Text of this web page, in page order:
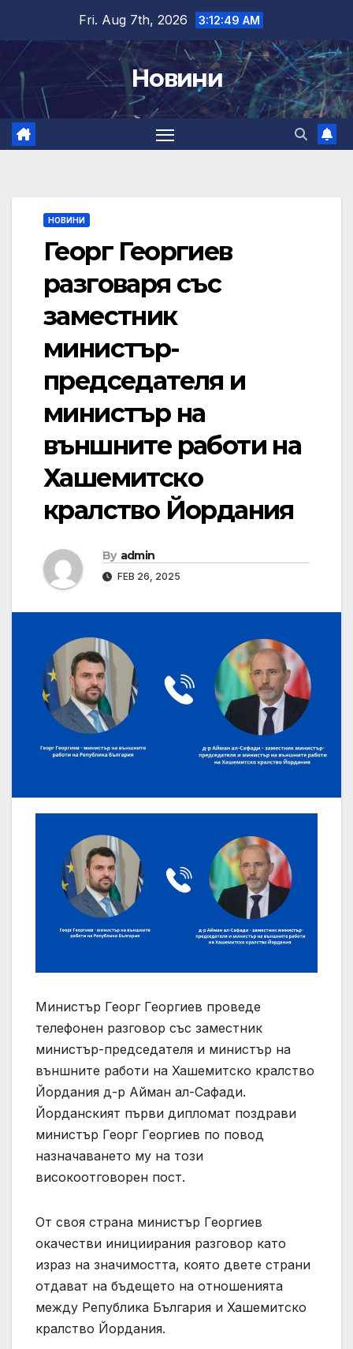
content
Fri. Aug 7th, 2026 3:12:50 AM
Новини
НОВИНИ
Георг Георгиев
разговаря със
заместник
министър-
председателя и
министър на
външните работи на
Хашемитско
кралство Йордания
By admin
FEB 26, 2025
Министър Георг Георгиев проведе
телефонен разговор със заместник
министър-председателя и министър на
външните работи на Хашемитско кралство
Йордания д-р Айман ал-Сафади.
Йорданският първи дипломат поздрави
министър Георг Георгиев по повод
назначаването му на този
високоотговорен пост.
От своя страна министър Георгиев
окачестви инициирания разговор като
израз на значимостта, която двете страни
отдават на бъдещето на отношенията
между Република България и Хашемитско
кралство Йордания.